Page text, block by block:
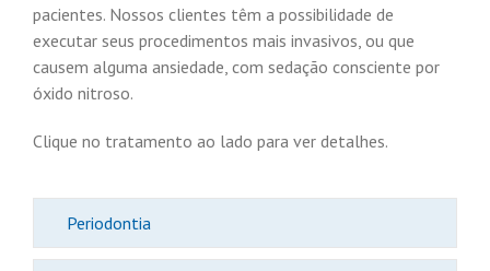
pacientes. Nossos clientes têm a possibilidade de
executar seus procedimentos mais invasivos, ou que
causem alguma ansiedade, com sedação consciente por
óxido nitroso.
Clique no tratamento ao lado para ver detalhes.
Periodontia